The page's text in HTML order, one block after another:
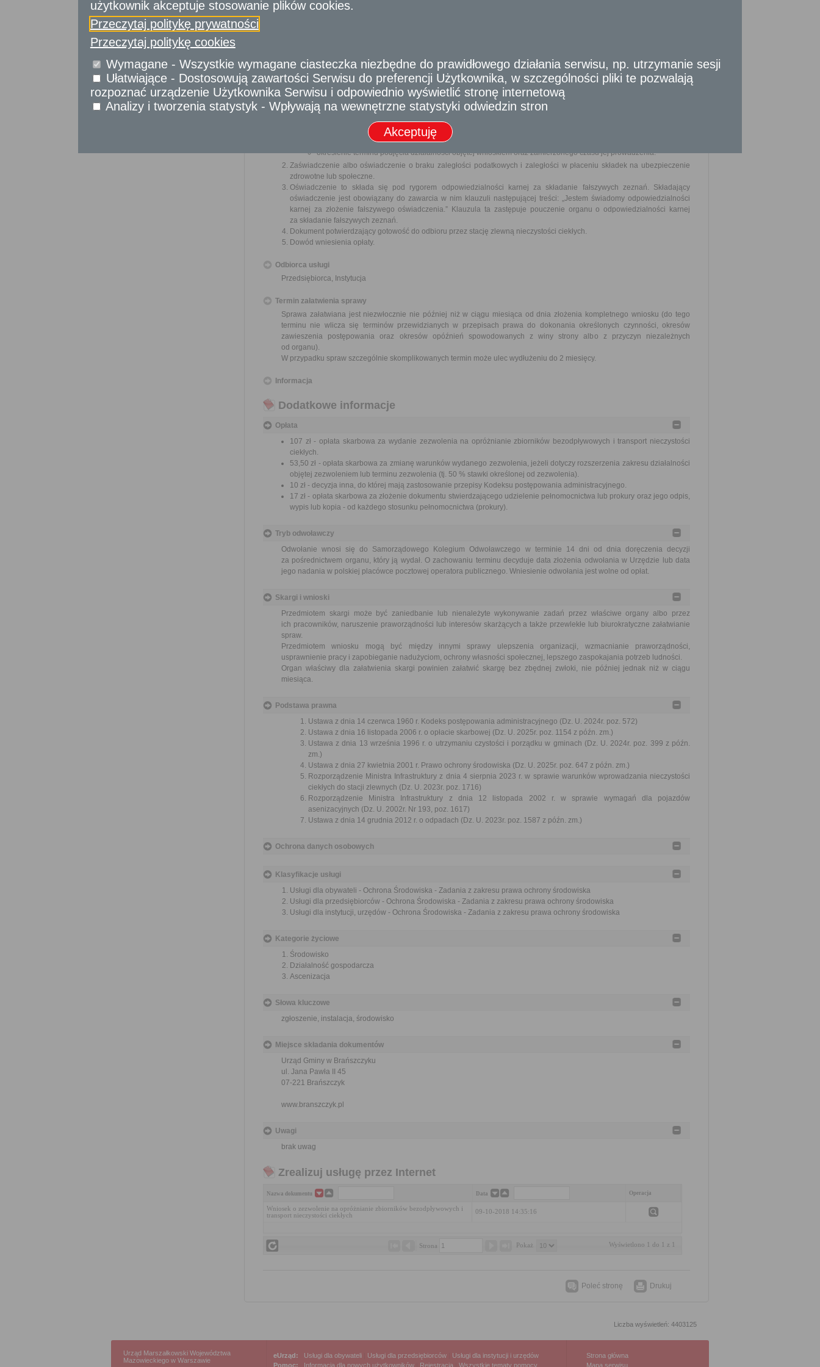
Sprawy komunikacyjne
Sprawy obywatelskie
Udostępnianie informacji publicznej
Urząd Stanu Cywilnego
Usługi
dla przedsiębiorców
Usługidla instytucji,
urzędów
gospodarczej (Dz.U. z 2016 r. poz. 1829, 1948, 1997 i 2255 oraz z 2017 r. poz. 460 i 819).
oraz jego numer identyfikacji podatkowej (NIP);
określenie przedmiotu i obszaru działalności;
określenie środków technicznych, jakimi dysponuje ubiegający się o zezwolenie na prowadzenie działalności
objętej wnioskiem;
informacje o technologiach stosowanych lub przewidzianych do stosowania przy świadczeniu usług w zakresie
działalności objętej wnioskiem;
proponowane zabiegi z zakresu ochrony środowiska i ochrony sanitarnej planowane po zakończeniu
określenie terminu podjęcia działalności objętej wnioskiem oraz zamierzonego czasu jej prowadzenia.
Zaświadczenie albo oświadczenie o braku zaległości podatkowych i zaległości w płaceniu składek na ubezpieczenie
zdrowotne lub społeczne.
Oświadczenie to składa się pod rygorem odpowiedzialności karnej za składanie fałszywych zeznań. Składający
oświadczenie jest obowiązany do zawarcia w nim klauzuli następującej treści: „Jestem świadomy odpowiedzialności
karnej za złożenie fałszywego oświadczenia.” Klauzula ta zastępuje pouczenie organu o odpowiedzialności karnej
za składanie fałszywych zeznań.
Dokument potwierdzający gotowość do odbioru przez stację zlewną nieczystości ciekłych.
Dowód wniesienia opłaty.
Odbiorca usługi
Przedsiębiorca, Instytucja
Termin załatwienia sprawy
Sprawa załatwiana jest niezwłocznie nie później niż w ciągu miesiąca od dnia złożenia kompletnego wniosku (do tego
terminu nie wlicza się terminów przewidzianych w przepisach prawa do dokonania określonych czynności, okresów
zawieszenia postępowania oraz okresów opóźnień spowodowanych z winy strony albo z przyczyn niezależnych
od organu).
W przypadku spraw szczególnie skomplikowanych termin może ulec wydłużeniu do 2 miesięcy.
Informacja
Dodatkowe informacje
Opłata
107 zł - opłata skarbowa za wydanie zezwolenia na opróżnianie zbiorników bezodpływowych i transport nieczystości
ciekłych.
53,50 zł - opłata skarbowa za zmianę warunków wydanego zezwolenia, jeżeli dotyczy rozszerzenia zakresu działalności
objętej zezwoleniem lub terminu zezwolenia (tj. 50 % stawki określonej od zezwolenia).
10 zł - decyzja inna, do której mają zastosowanie przepisy Kodeksu postępowania administracyjnego.
17 zł - opłata skarbowa za złożenie dokumentu stwierdzającego udzielenie pełnomocnictwa lub prokury oraz jego odpis,
wypis lub kopia - od każdego stosunku pełnomocnictwa (prokury).
Tryb odwoławczy
Odwołanie wnosi się do Samorządowego Kolegium Odwoławczego w terminie 14 dni od dnia doręczenia decyzji
za pośrednictwem organu, który ją wydał. O zachowaniu terminu decyduje data złożenia odwołania w Urzędzie lub data
jego nadania w polskiej placówce pocztowej operatora publicznego. Wniesienie odwołania jest wolne od opłat.
Skargi i wnioski
Przedmiotem skargi może być zaniedbanie lub nienależyte wykonywanie zadań przez właściwe organy albo przez
ich pracowników, naruszenie praworządności lub interesów skarżących a także przewlekłe lub biurokratyczne załatwianie
spraw.
Przedmiotem wniosku mogą być między innymi sprawy ulepszenia organizacji, wzmacnianie praworządności,
usprawnienie pracy i zapobieganie nadużyciom, ochrony własności społecznej, lepszego zaspokajania potrzeb ludności.
Organ właściwy dla załatwienia skargi powinien załatwić skargę bez zbędnej zwłoki, nie później jednak niż w ciągu
miesiąca.
Podstawa prawna
Ustawa z dnia 14 czerwca 1960 r. Kodeks postępowania administracyjnego (Dz. U. 2024r. poz. 572)
Ustawa z dnia 16 listopada 2006 r. o opłacie skarbowej (Dz. U. 2025r. poz. 1154 z późn. zm.)
Ustawa z dnia 13 września 1996 r. o utrzymaniu czystości i porządku w gminach (Dz. U. 2024r. poz. 399 z późn.
zm.)
Ustawa z dnia 27 kwietnia 2001 r. Prawo ochrony środowiska (Dz. U. 2025r. poz. 647 z późn. zm.)
Rozporządzenie Ministra Infrastruktury z dnia 4 sierpnia 2023 r. w sprawie warunków wprowadzania nieczystości
ciekłych do stacji zlewnych (Dz. U. 2023r. poz. 1716)
Rozporządzenie Ministra Infrastruktury z dnia 12 listopada 2002 r. w sprawie wymagań dla pojazdów
asenizacyjnych (Dz. U. 2002r. Nr 193, poz. 1617)
Ustawa z dnia 14 grudnia 2012 r. o odpadach (Dz. U. 2023r. poz. 1587 z późn. zm.)
Ochrona danych osobowych
Klasyfikacje usługi
Usługi dla obywateli - Ochrona Środowiska - Zadania z zakresu prawa ochrony środowiska
Usługi dla przedsiębiorców - Ochrona Środowiska - Zadania z zakresu prawa ochrony środowiska
Usługi dla instytucji, urzędów - Ochrona Środowiska - Zadania z zakresu prawa ochrony środowiska
Kategorie życiowe
Środowisko
Działalność gospodarcza
Ascenizacja
Słowa kluczowe
zgłoszenie, instalacja, środowisko
Miejsce składania dokumentów
Urząd Gminy w Brańszczyku
ul. Jana Pawła II 45
07-221 Brańszczyk
www.branszczyk.pl
Uwagi
brak uwag
Zrealizuj usługę przez Internet
Nazwa dokumentu Data Operacja
Wniosek o zezwolenie na opróżnianie zbiorników bezodpływowych i
transport nieczystości ciekłych
09-10-2018 14:35:16
Strona Pokaż Wyświetlono 1 do 1 z 1
Poleć stronę Drukuj
Liczba wyświetleń: 4403125
Urząd Marszałkowski Województwa
Mazowieckiego w Warszawie
eUrząd: Usługi dla obywateli Usługi dla przedsiębiorców
Usługi dla instytucji i urzędów
Pomoc:
Informacja dla nowych użytkowników Rejestracja |Wszystkie tematy pomocy
Strona główna
Mapa serwisu
użytkownik akceptuje stosowanie plików cookies.
Przeczytaj politykę prywatności
Przeczytaj politykę cookies
Wymagane - Wszystkie wymagane ciasteczka niezbędne do prawidłowego działania serwisu, np. utrzymanie sesji
Ułatwiające - Dostosowują zawartości Serwisu do preferencji Użytkownika, w szczególności pliki te pozwalają
rozpoznać urządzenie Użytkownika Serwisu i odpowiednio wyświetlić stronę internetową
Analizy i tworzenia statystyk - Wpływają na wewnętrzne statystyki odwiedzin stron
Akceptuję